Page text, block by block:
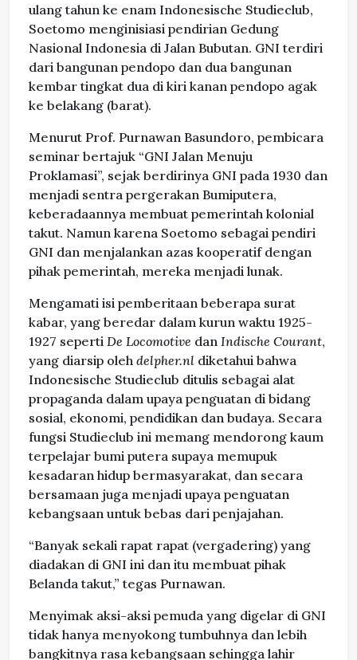
ulang tahun ke enam Indonesische Studieclub,
Soetomo menginisiasi pendirian Gedung
Nasional Indonesia di Jalan Bubutan. GNI terdiri
dari bangunan pendopo dan dua bangunan
kembar tingkat dua di kiri kanan pendopo agak
ke belakang (barat).
Menurut Prof. Purnawan Basundoro, pembicara
seminar bertajuk “GNI Jalan Menuju
Proklamasi”, sejak berdirinya GNI pada 1930 dan
menjadi sentra pergerakan Bumiputera,
keberadaannya membuat pemerintah kolonial
takut. Namun karena Soetomo sebagai pendiri
GNI dan menjalankan azas kooperatif dengan
pihak pemerintah, mereka menjadi lunak.
Mengamati isi pemberitaan beberapa surat
kabar, yang beredar dalam kurun waktu 1925-
1927 seperti De Locomotive dan Indische Courant,
yang diarsip oleh delpher.nl diketahui bahwa
Indonesische Studieclub ditulis sebagai alat
propaganda dalam upaya penguatan di bidang
sosial, ekonomi, pendidikan dan budaya. Secara
fungsi Studieclub ini memang mendorong kaum
terpelajar bumi putera supaya memupuk
kesadaran hidup bermasyarakat, dan secara
bersamaan juga menjadi upaya penguatan
kebangsaan untuk bebas dari penjajahan.
“Banyak sekali rapat rapat (vergadering) yang
diadakan di GNI ini dan itu membuat pihak
Belanda takut,” tegas Purnawan.
Menyimak aksi-aksi pemuda yang digelar di GNI
tidak hanya menyokong tumbuhnya dan lebih
bangkitnya rasa kebangsaan sehingga lahir